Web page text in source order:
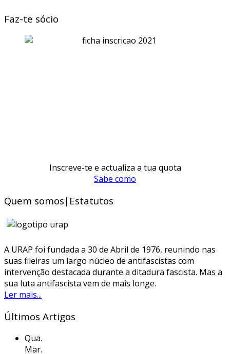
Faz-te sócio
Inscreve-te e actualiza a tua quota
Sabe como
Quem somos|Estatutos
A URAP foi fundada a 30 de Abril de 1976, reunindo nas
suas fileiras um largo núcleo de antifascistas com
intervenção destacada durante a ditadura fascista. Mas a
sua luta antifascista vem de mais longe.
Ler mais...
Últimos Artigos
Qua.
Mar.